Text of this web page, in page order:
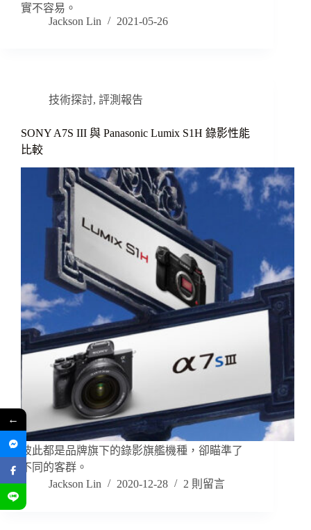
實不容易。
Jackson Lin
2021-05-26
技術探討, 評測報告
SONY A7S III 與 Panasonic Lumix S1H 錄影性能
比較
彼此都是品牌旗下的錄影旗艦機種，卻瞄準了
不同的客群。
Jackson Lin
2020-12-28 2 則留言
←